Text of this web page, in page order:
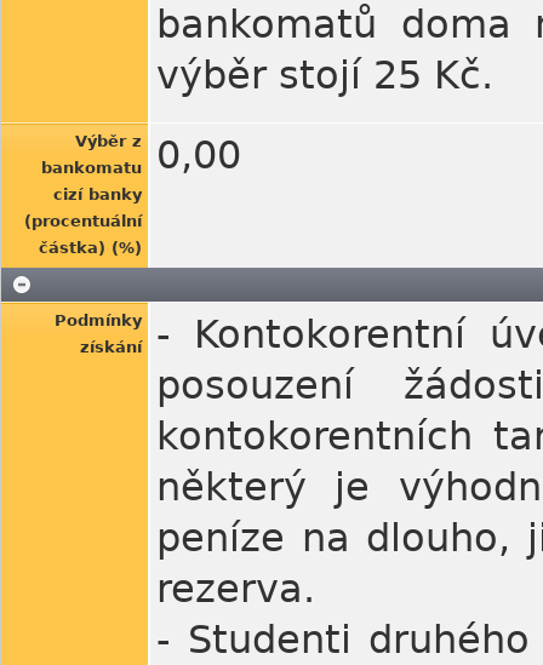
bankomatů doma
výběr stojí 25 Kč.
Výběr z
bankomatu
cizí banky
(procentuální
částka) (%)
0,00
Podmínky
získání
- Kontokorentní
posouzení
kontokorentních
některý je
peníze na dlouho,
rezerva.
- Studenti